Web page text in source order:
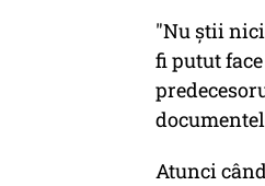
"Nu ştii
fi putut
Atunci